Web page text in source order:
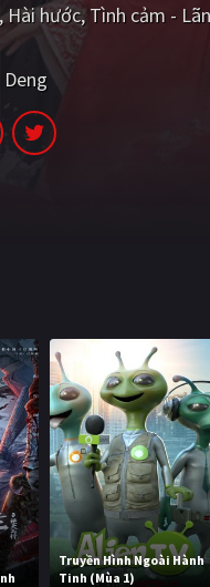
Hài hước Tình cảm -
Deng
Truyền Hình Ngoài Hành
Tinh (Mùa 1)